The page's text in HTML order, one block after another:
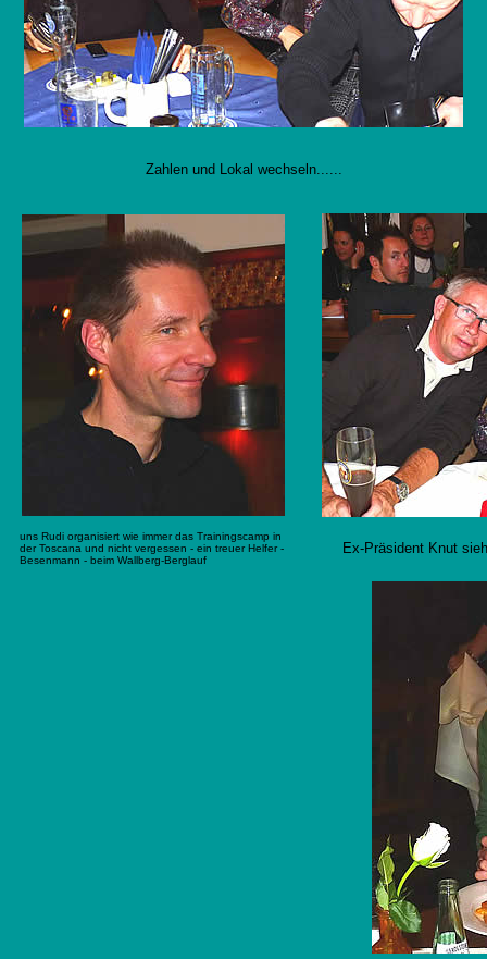
Zahlen und Lokal wechseln......
uns Rudi organisiert wie immer das Trainingscamp in
der Toscana und nicht vergessen - ein treuer Helfer -
Besenmann - beim Wallberg-Berglauf
Ex-Präsident Knut